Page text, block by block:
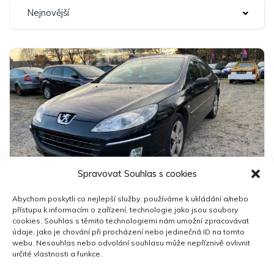
Spravovat Souhlas s cookies
Abychom poskytli co nejlepší služby, používáme k ukládání a/nebo
přístupu k informacím o zařízení, technologie jako jsou soubory
cookies. Souhlas s těmito technologiemi nám umožní zpracovávat
údaje, jako je chování při procházení nebo jedinečná ID na tomto
webu. Nesouhlas nebo odvolání souhlasu může nepříznivě ovlivnit
určité vlastnosti a funkce.
Nejnovější
Peugeot 407 HDi
59 000 Kč
2007 189,500 km